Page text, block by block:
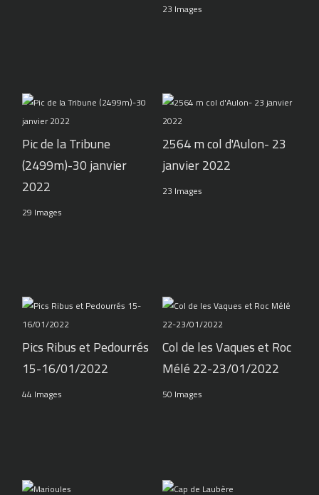
23 Images
Pic de la Tribune
(2499m)-30 janvier
2022
29 Images
2564 m col d'Aulon- 23
janvier 2022
23 Images
Pics Ribus et Pedourrés
15-16/01/2022
44 Images
Col de les Vaques et Roc
Mélé 22-23/01/2022
50 Images